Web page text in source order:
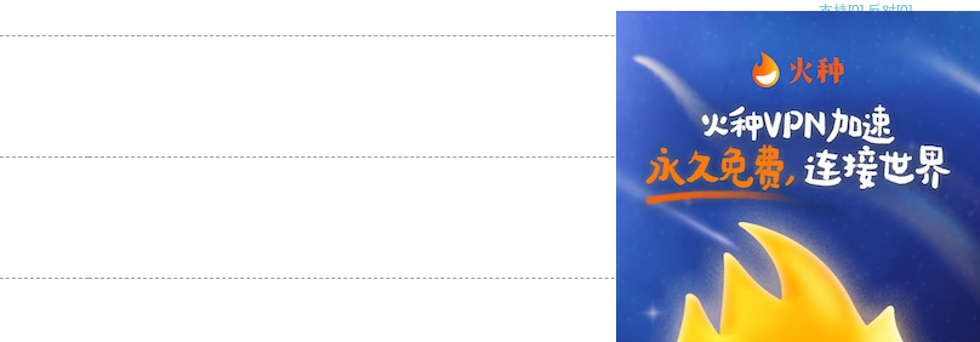
支持[0] 反对[0]
支持[0] 反对
支持